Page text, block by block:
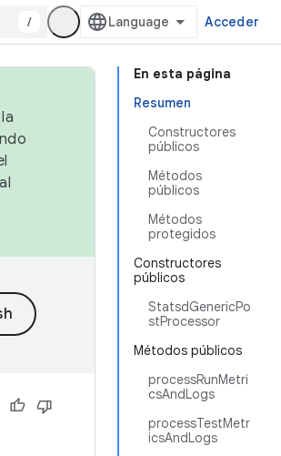
/ Acceder
En esta página
Resumen
Constructores
públicos
Métodos
públicos
Métodos
protegidos
Constructores
públicos
StatsdGenericPo
stProcessor
Métodos públicos
processRunMetri
csAndLogs
processTestMetr
icsAndLogs